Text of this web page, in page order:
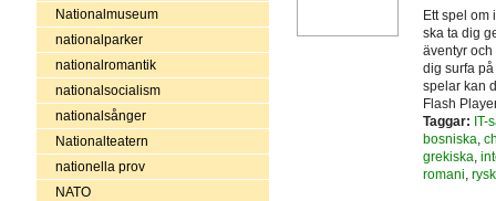
Nationalmuseum
nationalparker
nationalromantik
nationalsocialism
nationalsånger
Nationalteatern
nationella prov
NATO
Ett spel om
ska ta dig
äventyr och
dig surfa
spelar kan
Flash
Taggar: IT-
bosniska,
grekiska,
romani,